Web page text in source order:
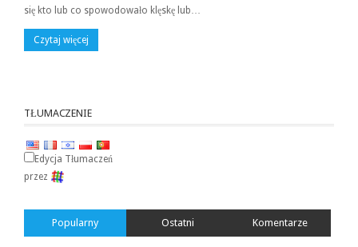
się kto lub co spowodowało klęskę lub…
Czytaj więcej
TŁUMACZENIE
Edycja Tłumaczeń
przez
Popularny Ostatni Komentarze